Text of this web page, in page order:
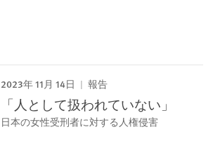
2023年 11月 14日 報告
「人として扱われていない」
日本の女性受刑者に対する人権侵害